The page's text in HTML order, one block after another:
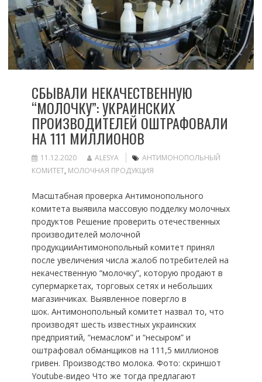
СБЫВАЛИ НЕКАЧЕСТВЕННУЮ
“МОЛОЧКУ”: УКРАИНСКИХ
ПРОИЗВОДИТЕЛЕЙ ОШТРАФОВАЛИ
НА 111 МИЛЛИОНОВ
11.12.2020 ALESYA
АНТИМОНОПОЛЬНЫЙ
КОМИТЕТ, МОЛОЧНАЯ ПРОДУКЦИЯ
Масштабная проверка Антимонопольного
комитета выявила массовую подделку молочных
продуктов Решение проверить отечественных
производителей молочной
продукцииАнтимонопольный комитет принял
после увеличения числа жалоб потребителей на
некачественную “молочку”, которую продают в
супермаркетах, торговых сетях и небольших
магазинчиках. Выявленное повергло в
шок. Антимонопольный комитет назвал то, что
производят шесть известных украинских
предприятий, “немаслом” и “несыром” и
оштрафовал обманщиков на 111,5 миллионов
гривен. Производство молока. Фото: скриншот
Youtube-видео Что же тогда предлагают